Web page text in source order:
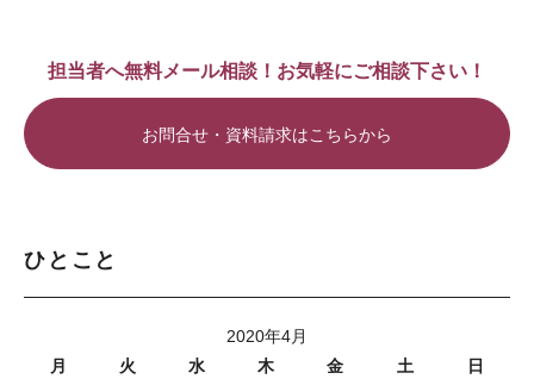
担当者へ無料メール相談！お気軽にご相談下さい！
お問合せ・資料請求はこちらから
ひとこと
2020年4月
月
火 水 木 金 土 日